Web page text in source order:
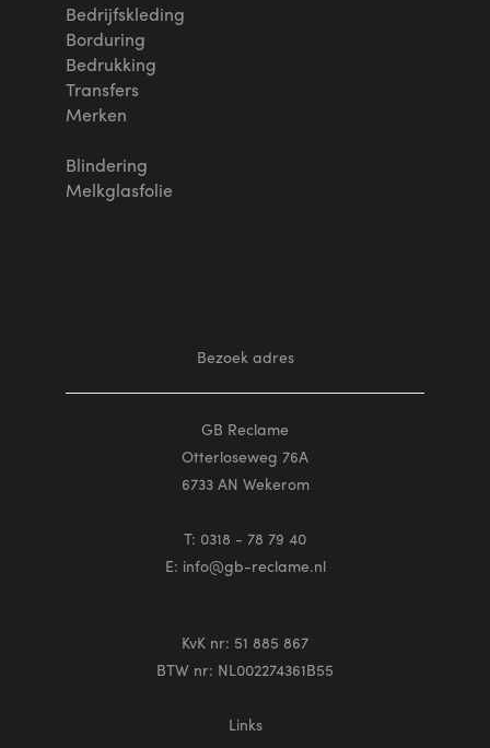
Bedrijfskleding
Borduring
Bedrukking
Transfers
Merken
Blindering
Melkglasfolie
Bezoek adres
GB Reclame
Otterloseweg 76A
6733 AN Wekerom
T: 0318 - 78 79 40
E: info@gb-reclame.nl
KvK nr: 51 885 867
BTW nr: NL002274361B55
Links